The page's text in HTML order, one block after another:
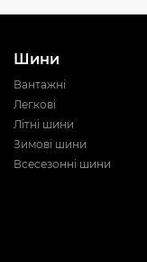
Шини
Вантажні
Легкові
Літні шини
Зимові шини
Всесезонні шини